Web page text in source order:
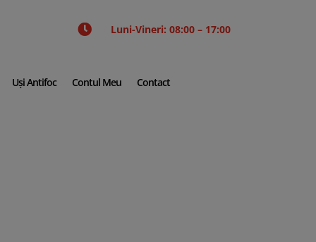
 Luni-Vineri: 08:00 – 17:00
Uși Antifoc Contul Meu Contact